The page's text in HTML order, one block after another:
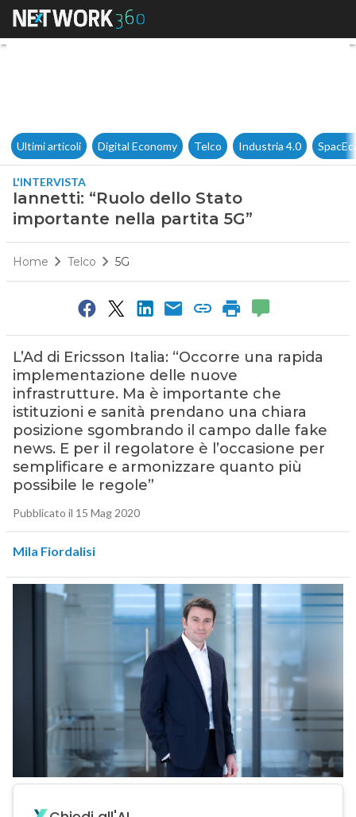
Iannetti: “Ruolo dello Stato
Ultimi articoli Digital Economy Telco Industria 4.0
L'INTERVISTA
Iannetti: “Ruolo dello Stato
importante nella partita 5G”
Home Telco 5G
L’Ad di Ericsson Italia: “Occorre una rapida
implementazione delle nuove
infrastrutture. Ma è importante che
istituzioni e sanità prendano una chiara
posizione sgombrando il campo dalle fake
news. E per il regolatore è l’occasione per
semplificare e armonizzare quanto più
possibile le regole”
Pubblicato il 15 Mag 2020
Mila Fiordalisi